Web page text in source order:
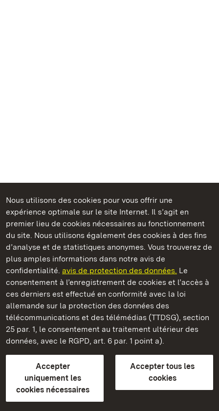
Nous utilisons des cookies pour vous offrir une
expérience optimale sur le site Internet. Il s’agit en
premier lieu de cookies nécessaires au fonctionnement
du site. Nous utilisons également des cookies à des fins
d’analyse et de statistiques anonymes. Vous trouverez de
plus amples informations dans notre avis de
confidentialité. avis de protection des données. Le
consentement à l’enregistrement de cookies et l’accès à
ces derniers est effectué en conformité avec la loi
allemande sur la protection des données des
télécommunications et des télémédias (TTDSG), section
25 par. 1, le consentement au traitement ultérieur des
données, avec le RGPD, art. 6 par. 1 point a).
Accepter
uniquement les
cookies nécessaires
Accepter tous les
cookies
Châteaux et jardins publics du Bade-Wurtemberg
Château résidentiel de Rastatt
Châteaux et jardins publics du Bade-Wurtemberg
Contact et InformationsFAQ et réponsesMentions légales
Protection des données
Explications sur l’accessibilité
BITV-konform (geprüfte Seiten)
plus loin
Accueil
Monuments